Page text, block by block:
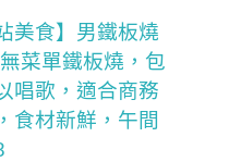
美食】男鐵板燒
菜單鐵板燒，包
唱歌，適合商務
食材新鮮，午間